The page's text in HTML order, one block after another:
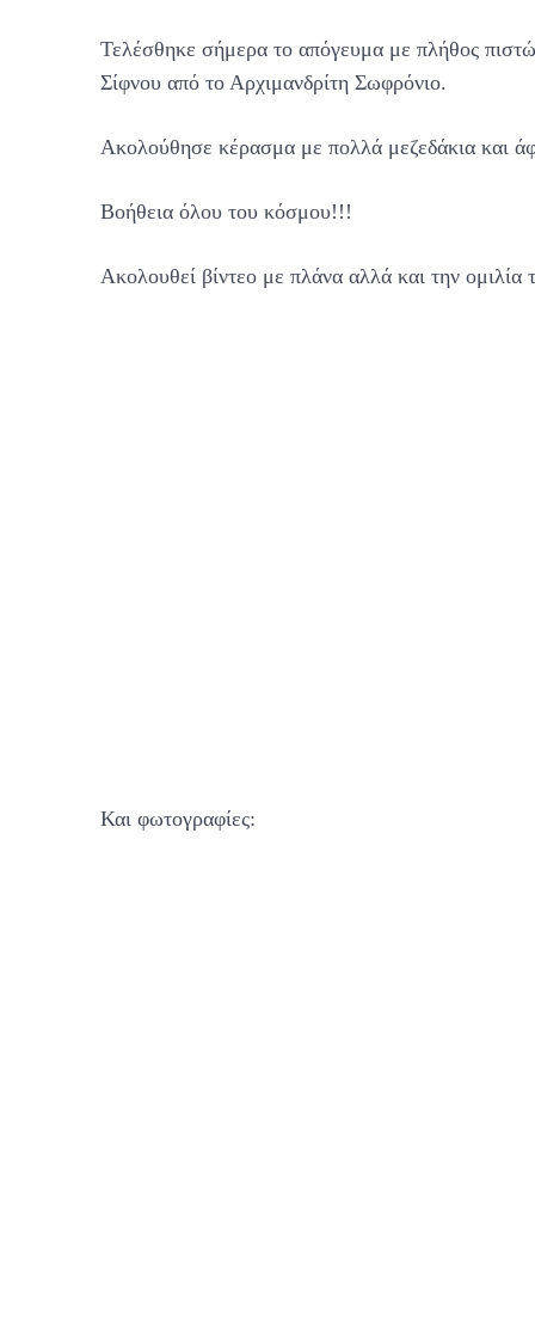
Τελέσθηκε σήμερα το απόγευμα με πλήθος
Σίφνου από το Αρχιμανδρίτη Σωφρόνιο.
Ακολούθησε κέρασμα με πολλά μεζεδάκια και
Βοήθεια όλου του κόσμου!!!
Ακολουθεί βίντεο με πλάνα αλλά και την ομιλία
Και φωτογραφίες: